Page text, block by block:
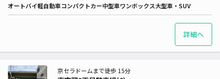
オートバイ軽自動車コンパクトカー中型車ワンボックス大型車・SUV
詳細へ
京セラドームまで徒歩 15分